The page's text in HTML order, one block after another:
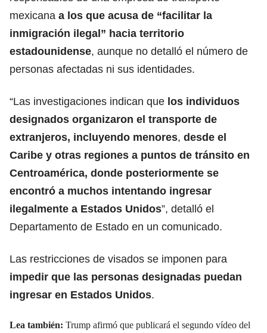
mexicana a los que acusa de “facilitar la
inmigración ilegal” hacia territorio
estadounidense, aunque no detalló el número de
personas afectadas ni sus identidades.
“Las investigaciones indican que los individuos
designados organizaron el transporte de
extranjeros, incluyendo menores, desde el
Caribe y otras regiones a puntos de tránsito en
Centroamérica, donde posteriormente se
encontró a muchos intentando ingresar
ilegalmente a Estados Unidos”, detalló el
Departamento de Estado en un comunicado.
Las restricciones de visados se imponen para
impedir que las personas designadas puedan
ingresar en Estados Unidos.
Lea también: Trump afirmó que publicará el segundo vídeo del